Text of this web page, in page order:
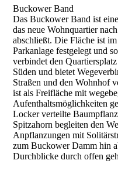
Buckower Band
Das Buckower Band ist
das neue Wohnquartier
abschließt. Die Fläche ist
Parkanlage festgelegt und
verbindet den
Süden und bietet
Straßen und den Wohnhof
ist als Freifläche mit
Aufenthaltsmöglichkeiten
Locker verteilte
Spitzahorn begleiten den
Anpflanzungen mit
zum Buckower Damm hin
Durchblicke durch offen